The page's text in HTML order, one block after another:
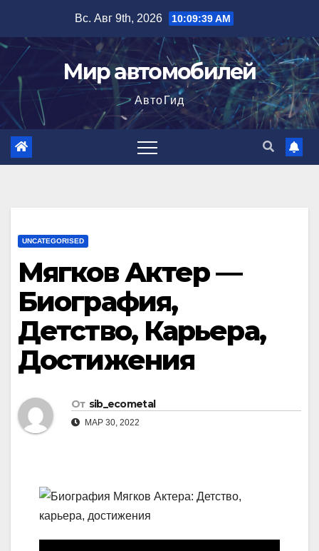
содержимому
Вс. Авг 9th, 2026 10:09:40 AM
Мир автомобилей
АвтоГид
UNCATEGORISED
Мягков Актер —
Биография,
Детство, Карьера,
Достижения
От sib_ecometal
МАР 30, 2022